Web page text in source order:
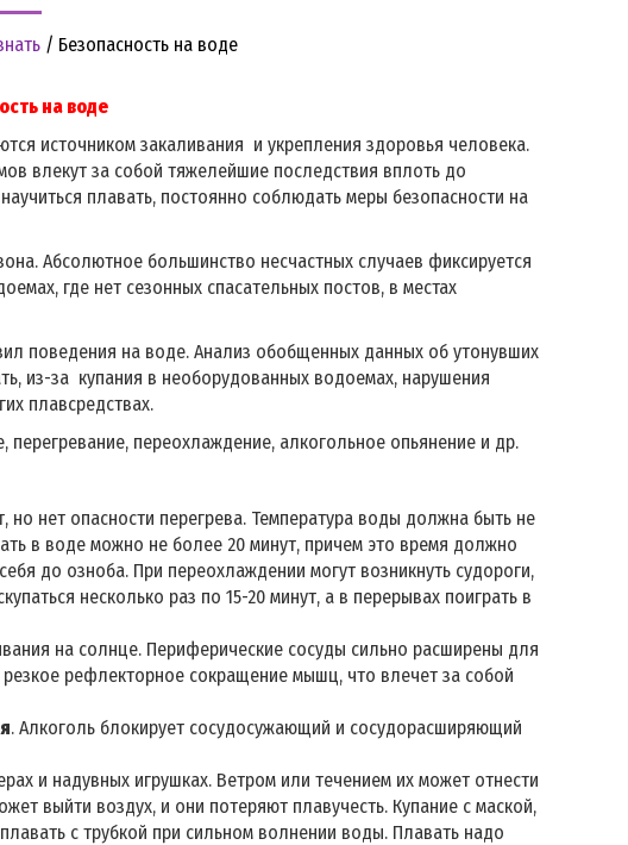
/ Безопасность на воде
на воде
источником закаливания и укрепления здоровья человека.
влекут за собой тяжелейшие последствия вплоть до
плавать, постоянно соблюдать меры безопасности на
Абсолютное большинство несчастных случаев фиксируется
где нет сезонных спасательных постов, в местах
поведения на воде. Анализ обобщенных данных об утонувших
из-за купания в необорудованных водоемах, нарушения
плавсредствах.
переохлаждение, алкогольное опьянение и др.
но нет опасности перегрева. Температура воды должна быть не
в воде можно не более 20 минут, причем это время должно
до озноба. При переохлаждении могут возникнуть судороги,
несколько раз по 15-20 минут, а в перерывах поиграть в
на солнце. Периферические сосуды сильно расширены для
рефлекторное сокращение мышц, что влечет за собой
. Алкоголь блокирует сосудосужающий и сосудорасширяющий
и надувных игрушках. Ветром или течением их может отнести
выйти воздух, и они потеряют плавучесть. Купание с маской,
с трубкой при сильном волнении воды. Плавать надо